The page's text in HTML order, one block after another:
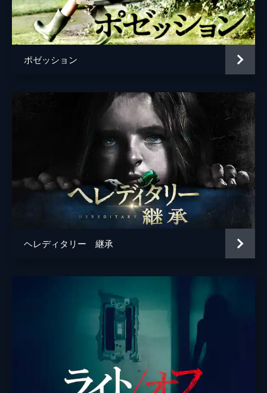
ポゼッション
ヘレディタリー 継承